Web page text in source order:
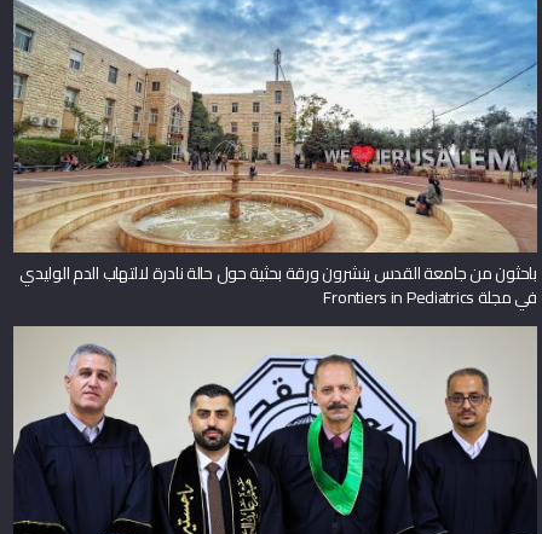
باحثون من جامعة القدس ينشرون ورقة بحثية حول حالة نادرة لالتهاب الدم الوليدي
في مجلة Frontiers in Pediatrics